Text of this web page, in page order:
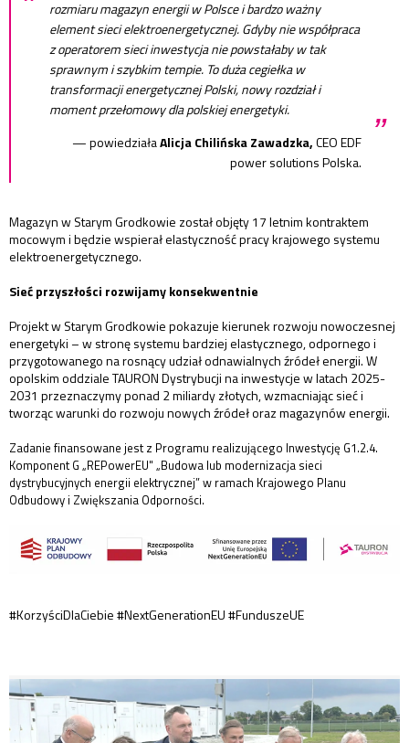
rozmiaru magazyn energii w Polsce i bardzo ważny
element sieci elektroenergetycznej. Gdyby nie współpraca
z operatorem sieci inwestycja nie powstałaby w tak
sprawnym i szybkim tempie. To duża cegiełka w
transformacji energetycznej Polski, nowy rozdział i
moment przełomowy dla polskiej energetyki.
”
— powiedziałaAlicja Chilińska Zawadzka,CEO EDF
power solutions Polska.
Magazyn w Starym Grodkowie został objęty 17 letnim kontraktem
mocowym i będzie wspierał elastyczność pracy krajowego systemu
elektroenergetycznego.
Sieć przyszłości rozwijamy konsekwentnie
Projekt w Starym Grodkowie pokazuje kierunek rozwoju nowoczesnej
energetyki – w stronę systemu bardziej elastycznego, odpornego i
przygotowanego na rosnący udział odnawialnych źródeł energii. W
opolskim oddziale TAURON Dystrybucji na inwestycje w latach 2025-
2031 przeznaczymy ponad 2 miliardy złotych, wzmacniając sieć i
tworząc warunki do rozwoju nowych źródeł oraz magazynów energii.
Zadanie finansowane jest z Programu realizującego Inwestycję G1.2.4.
Komponent G „REPowerEU" „Budowa lub modernizacja sieci
dystrybucyjnych energii elektrycznej” w ramach Krajowego Planu
Odbudowy i Zwiększania Odporności.
#KorzyściDlaCiebie #NextGenerationEU #FunduszeUE